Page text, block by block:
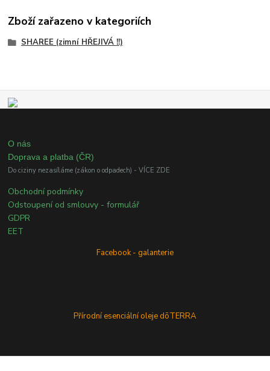
Zboží zařazeno v kategoriích
SHAREE (zimní HŘEJIVÁ !!)
O nás
Doprava a platba (ČR)
Do ciziny nezasíláme (zákon o odpadech) - VÍCE ZDE
Obchodní podmínky
Odstoupení od smlouvy - formulář
GDPR
EET
Facebook - galanterie
Přírodní esenciální oleje dōTERRA